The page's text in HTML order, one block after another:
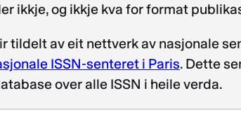
ikkje, og ikkje kva for format
av eit nettverk av nasjonale
ISSN-senteret i Paris. Dette
over alle ISSN i heile verda.